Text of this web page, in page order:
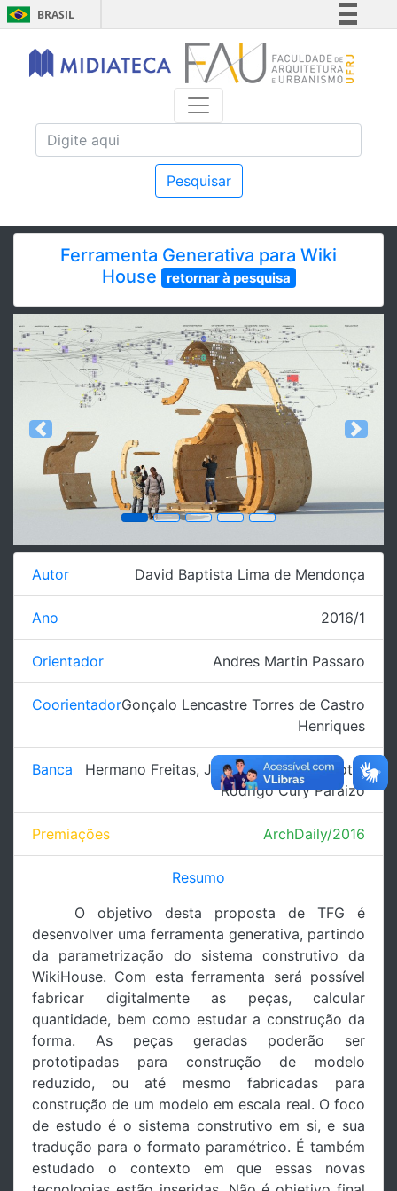
BRASIL
Simplifique!
Comunica BR
Acesso à informação
Pesquisar
Ferramenta Generativa para Wiki
House
retornar à pesquisa
Previous Next
Autor David Baptista Lima de Mendonça
Ano 2016/1
Orientador Andres Martin Passaro
CoorientadorGonçalo Lencastre Torres de Castro
Henriques
Banca Hermano Freitas, James Shoiti Miyamoto,
Rodrigo Cury Paraizo
Premiações ArchDaily/2016
Resumo
O objetivo desta proposta de TFG é
desenvolver uma ferramenta generativa, partindo
da parametrização do sistema construtivo da
WikiHouse. Com esta ferramenta será possível
fabricar digitalmente as peças, calcular
quantidade, bem como estudar a construção da
forma. As peças geradas poderão ser
prototipadas para construção de modelo
reduzido, ou até mesmo fabricadas para
construção de um modelo em escala real. O foco
de estudo é o sistema construtivo em si, e sua
tradução para o formato paramétrico. É também
estudado o contexto em que essas novas